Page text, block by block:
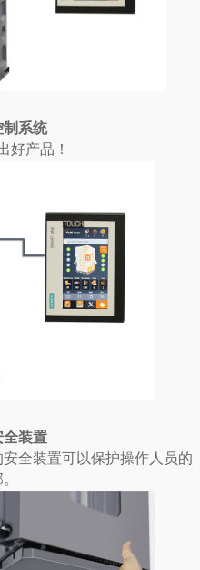
制系统
好产品！
全装置
全装置可以保护操作人员的